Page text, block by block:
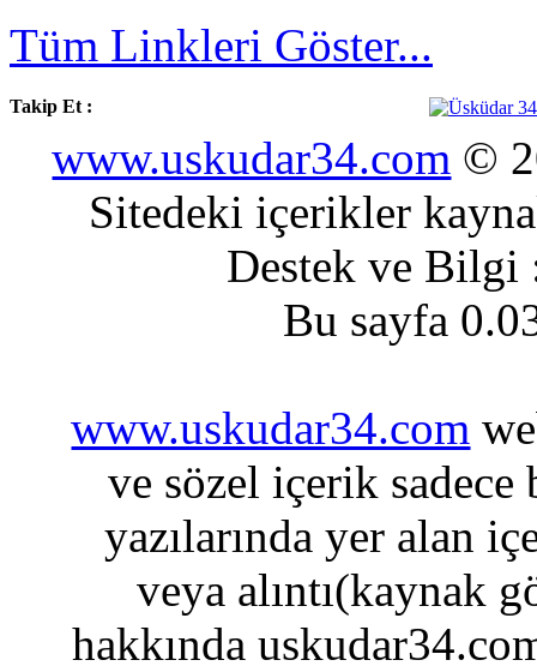
Tüm Linkleri Göster...
Takip Et :
www.uskudar34.com ©
Sitedeki içerikler
Destek ve
Bu sayfa
www.uskudar34.com
ve sözel içerik sadece
yazılarında yer alan
veya alıntı(kaynak
hakkında